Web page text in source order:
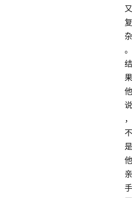
又
复
杂
。
结
果
他
说
，
不
是
他
亲
手